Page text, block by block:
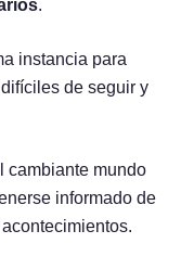
.
instancia para
de seguir y
cambiante mundo
informado de